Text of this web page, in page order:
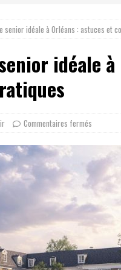
senior idéale à Orléans : astuces et
idéale
Commentaires fermés